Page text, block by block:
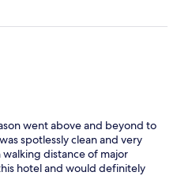
went above and beyond to
spotlessly clean and very
distance of major
hotel and would definitely